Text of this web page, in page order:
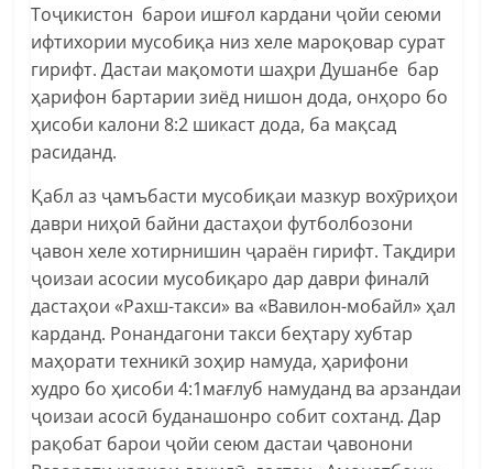
Тоҷикистон барои ишғол кардани ҷойи сеюми
ифтихории мусобиқа низ хеле мароқовар сурат
гирифт. Дастаи мақомоти шаҳри Душанбе бар
ҳарифон бартарии зиёд нишон дода, онҳоро бо
ҳисоби калони 8:2 шикаст дода, ба мақсад
расиданд.
Қабл аз ҷамъбасти мусобиқаи мазкур вохӯриҳои
даври ниҳоӣ байни дастаҳои футболбозони
ҷавон хеле хотирнишин ҷараён гирифт. Тақдири
ҷоизаи асосии мусобиқаро дар даври финалӣ
дастаҳои «Рахш-такси» ва «Вавилон-мобайл» ҳал
карданд. Ронандагони такси беҳтару хубтар
маҳорати техникӣ зоҳир намуда, ҳарифони
худро бо ҳисоби 4:1мағлуб намуданд ва арзандаи
ҷоизаи асосӣ буданашонро собит сохтанд. Дар
рақобат барои ҷойи сеюм дастаи ҷавонони